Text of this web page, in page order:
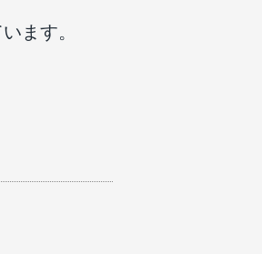
ます。